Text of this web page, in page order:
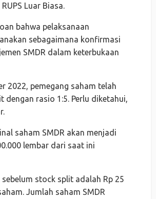
Luar Biasa.
bahwa pelaksanaan
sebagaimana konfirmasi
SMDR dalam keterbukaan
2022, pemegang saham telah
rasio 1:5. Perlu diketahui,
saham SMDR akan menjadi
lembar dari saat ini
stock split adalah Rp 25
Jumlah saham SMDR